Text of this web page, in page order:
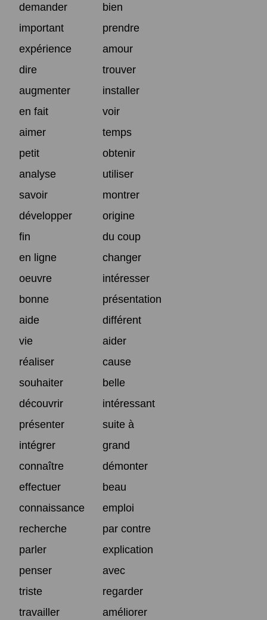
demander
bien
important
prendre
expérience
amour
dire
trouver
augmenter
installer
en fait
voir
aimer
temps
petit
obtenir
analyse
utiliser
savoir
montrer
développer
origine
fin
du coup
en ligne
changer
oeuvre
intéresser
bonne
présentation
aide
différent
vie
aider
réaliser
cause
souhaiter
belle
découvrir
intéressant
présenter
suite à
intégrer
grand
connaître
démonter
effectuer
beau
connaissance
emploi
recherche
par contre
parler
explication
penser
avec
triste
regarder
travailler
améliorer